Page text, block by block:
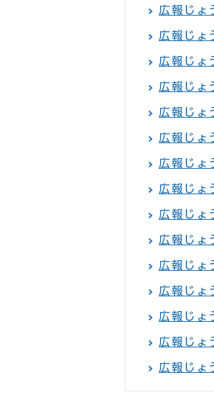
広報じ
広報じ
広報じ
広報じ
広報じ
広報じ
広報じ
広報じ
広報じ
広報じ
広報じ
広報じ
広報じ
広報じ
広報じ